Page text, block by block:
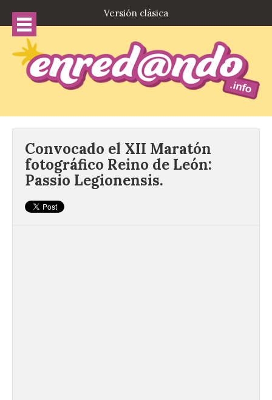
Versión clásica
Convocado el XII Maratón
fotográfico Reino de León:
Passio Legionensis.